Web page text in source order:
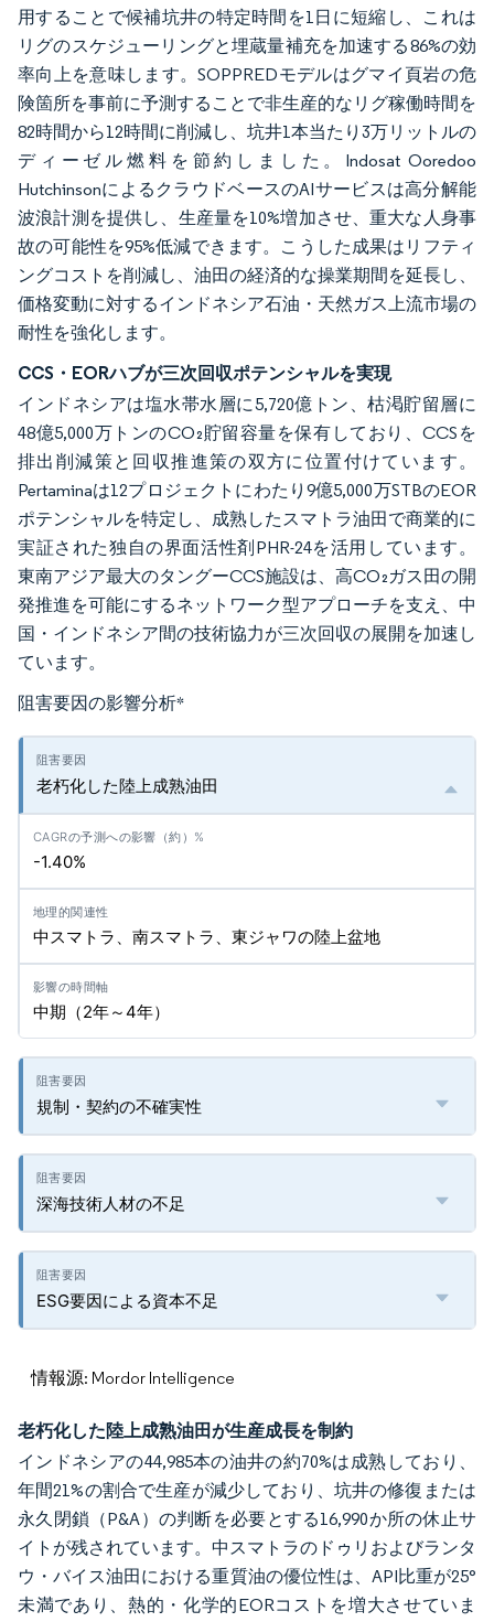
用することで候補坑井の特定時間を1日に短縮し、これは
リグのスケジューリングと埋蔵量補充を加速する86%の効
率向上を意味します。SOPPREDモデルはグマイ頁岩の危
険箇所を事前に予測することで非生産的なリグ稼働時間を
82時間から12時間に削減し、坑井1本当たり3万リットルの
ディーゼル燃料を節約しました。Indosat Ooredoo
HutchinsonによるクラウドベースのAIサービスは高分解能
波浪計測を提供し、生産量を10%増加させ、重大な人身事
故の可能性を95%低減できます。こうした成果はリフティ
ングコストを削減し、油田の経済的な操業期間を延長し、
価格変動に対するインドネシア石油・天然ガス上流市場の
耐性を強化します。
CCS・EORハブが三次回収ポテンシャルを実現
インドネシアは塩水帯水層に5,720億トン、枯渇貯留層に
48億5,000万トンのCO₂貯留容量を保有しており、CCSを
排出削減策と回収推進策の双方に位置付けています。
Pertaminaは12プロジェクトにわたり9億5,000万STBのEOR
ポテンシャルを特定し、成熟したスマトラ油田で商業的に
実証された独自の界面活性剤PHR-24を活用しています。
東南アジア最大のタングーCCS施設は、高CO₂ガス田の開
発推進を可能にするネットワーク型アプローチを支え、中
国・インドネシア間の技術協力が三次回収の展開を加速し
ています。
阻害要因の影響分析*
老朽化した陸上成熟油田
-1.40%
中スマトラ、南スマトラ、東ジャワの陸上盆地
中期（2年～4年）
規制・契約の不確実性
深海技術人材の不足
ESG要因による資本不足
情報源: Mordor Intelligence
老朽化した陸上成熟油田が生産成長を制約
インドネシアの44,985本の油井の約70%は成熟しており、
年間21%の割合で生産が減少しており、坑井の修復または
永久閉鎖（P&A）の判断を必要とする16,990か所の休止サ
イトが残されています。中スマトラのドゥリおよびランタ
ウ・バイス油田における重質油の優位性は、API比重が25°
未満であり、熱的・化学的EORコストを増大させていま